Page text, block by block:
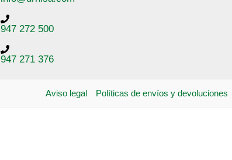
947 272 500
947 271 376
Aviso legal Políticas de envíos y devoluciones